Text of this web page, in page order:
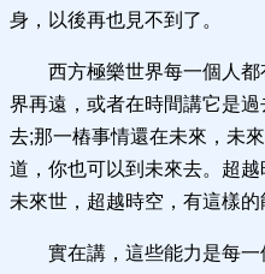
身，以後再也見不到了。
西方極樂世界每一個人
界再遠，或者在時間講它是
去;那一樁事情還在未來，未
道，你也可以到未來去。超
未來世，超越時空，有這樣的
實在講，這些能力是每